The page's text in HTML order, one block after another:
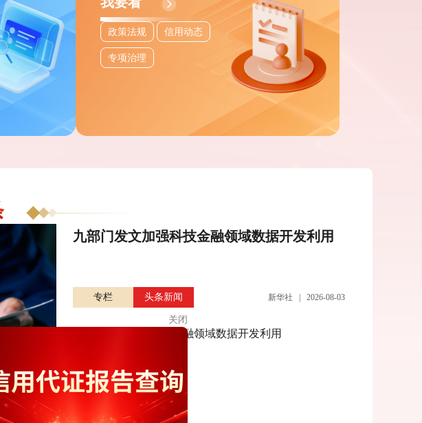
政策法规 信用动态
专项治理
中央网信办举报中心上半年处置仿冒假冒网
专栏 新华社 | 2026-07-27
中央网信办举报中心上半年处置仿冒假冒网站759个
Next